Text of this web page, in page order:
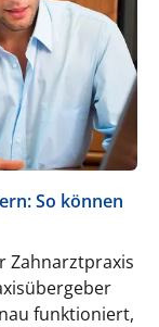
digitalen
und
modern
So können
Zahnarztpraxis
funktioniert,